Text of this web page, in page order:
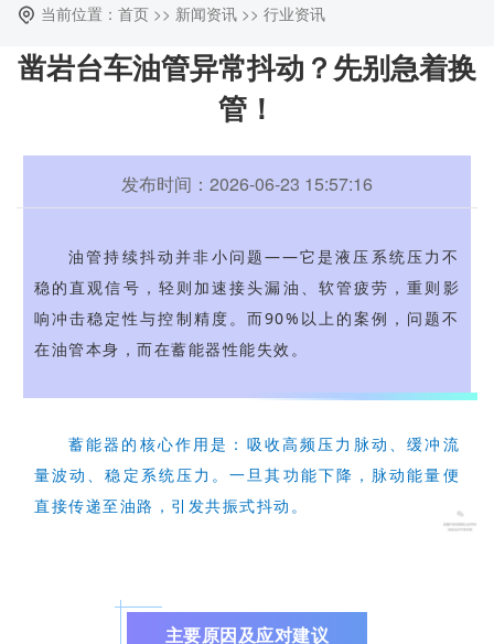
当前位置：首页 >> 新闻资讯 >> 行业资讯
凿岩台车油管异常抖动？先别急着换
管！
发布时间：2026-06-23 15:57:16
油管持续抖动并非小问题——它是液压系统压力不
稳的直观信号，轻则加速接头漏油、软管疲劳，重则影
响冲击稳定性与控制精度。而90%以上的案例，问题不
在油管本身，而在蓄能器性能失效。
蓄能器的核心作用是：吸收高频压力脉动、缓冲流
量波动、稳定系统压力。一旦其功能下降，脉动能量便
直接传递至油路，引发共振式抖动。
主要原因及应对建议